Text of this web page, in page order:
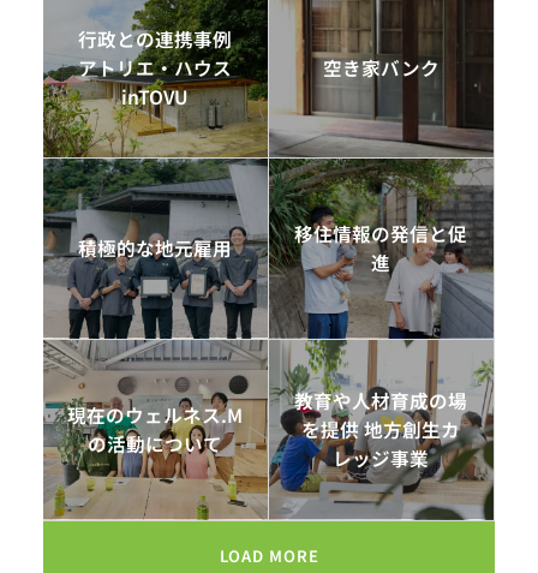
行政との連携事例
アトリエ・ハウス
inTOVU
空き家バンク
積極的な地元雇用
移住情報の発信と促
進
現在のウェルネス.M
の活動について
教育や人材育成の場
を提供 地方創生カ
レッジ事業
LOAD MORE